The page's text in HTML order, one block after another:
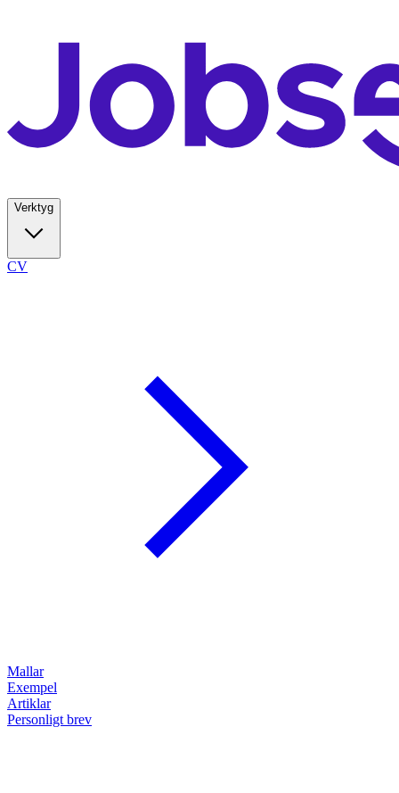
Verktyg
CV
Mallar
Exempel
Artiklar
Personligt brev